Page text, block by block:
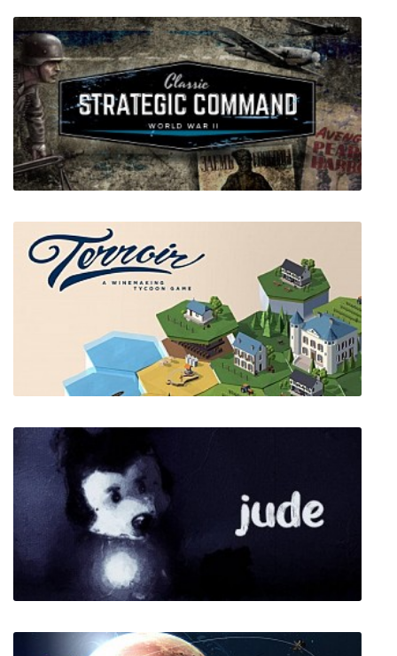
Factory Engineer
Strategic Command Classic: WWII
Terroir